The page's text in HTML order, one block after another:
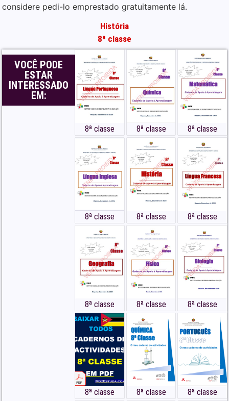
Baixar “Livro de História 8ª
Classe Textos Editores –
Moçambique” em PDF
Baixar Livro de História 8ª Classe
Textos Editores – Moçambique Novo
Currículo do Ensino Secundário de
Moçambique – Download em PDF
BAIXAR EM PDF
considere pedi-lo emprestado gratuitamente lá.
História
8ª classe
VOCÊ PODE
ESTAR
INTERESSADO
EM:
8ª classe 8ª classe 8ª classe
8ª classe 8ª classe 8ª classe
8ª classe 8ª classe 8ª classe
8ª classe 8ª classe 8ª classe